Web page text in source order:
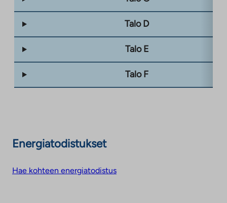
Talo D
Talo E
Talo F
Energiatodistukset
Hae kohteen energiatodistus